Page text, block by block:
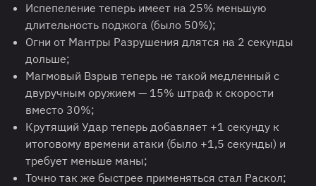
Испепеление теперь имеет на 25% меньшую
длительность поджога (было 50%);
Огни от Мантры Разрушения длятся на 2 секунды
дольше;
Магмовый Взрыв теперь не такой медленный с
двуручным оружием — 15% штраф к скорости
вместо 30%;
Крутящий Удар теперь добавляет +1 секунду к
итоговому времени атаки (было +1,5 секунды) и
требует меньше маны;
Точно так же быстрее применяться стал Раскол;